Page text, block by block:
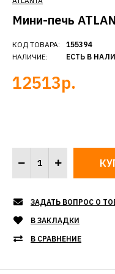
Мини-печь
КОД ТОВАРА:
НАЛИЧИЕ:
155394
ЕСТЬ В
12513р.
ЗАДАТЬ ВОПРОС О
В ЗАКЛАДКИ
В СРАВНЕНИЕ